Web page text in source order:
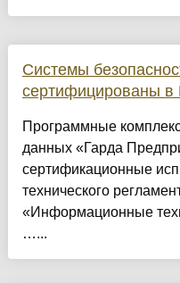
Системы
сертифицированы в
Программные
данных «Гарда
сертификационные
технического
«Информационные
…...